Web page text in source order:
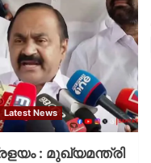
Latest News
: മുഖ്യമന്ത്രി